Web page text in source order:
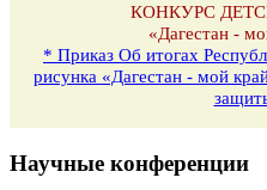
КОНКУРС
«Дагестан -
* Приказ Об итогах
рисунка «Дагестан - мой
Научные конференции